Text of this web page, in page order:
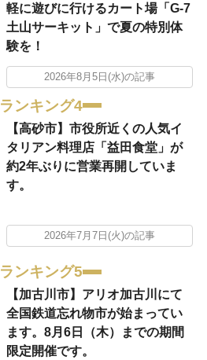
軽に遊びに行けるカート場「G-7
土山サーキット」で夏の特別体
験を！
2026年8月5日(水)の記事
ランキング4
【高砂市】市役所近くの人気イ
タリアン料理店「益田食堂」が
約2年ぶりに営業再開していま
す。
2026年7月7日(火)の記事
ランキング5
【加古川市】アリオ加古川にて
全国鉄道忘れ物市が始まってい
ます。8月6日（木）までの期間
限定開催です。